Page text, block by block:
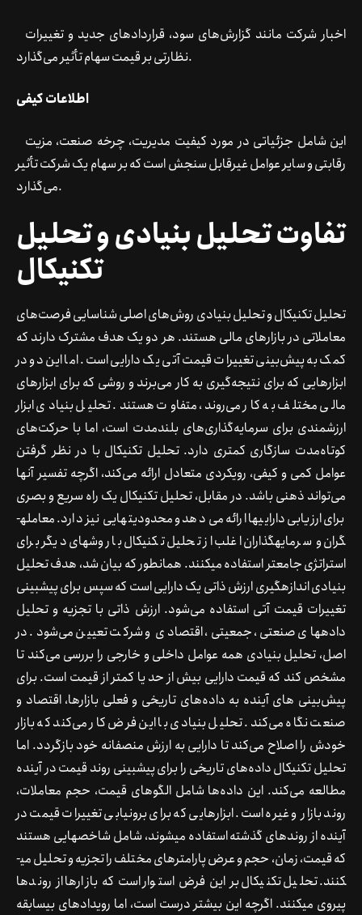
نظارتی بر قیمت سهام تأثیر می‌گذارد.
اطلاعات کیفی
رقابتی و سایر عوامل غیرقابل سنجش است که بر سهام یک شرکت تأثیر
می‌گذارد.
تفاوت تحلیل بنیادی و تحلیل
تکنیکال
تحلیل تکنیکال و تحلیل بنیادی روش‌های اصلی شناسایی فرصت‌های
معاملاتی در بازارهای مالی هستند. هر دو یک هدف مشترک دارند که
کمک به پیش‌بینی تغییرات قیمت آتی یک دارایی است. اما این دو در
ابزارهایی که برای نتیجه‌گیری به کار می‌برند و روشی که برای ابزارهای
مالی مختلف به کار می‌روند، متفاوت هستند. تحلیل بنیادی ابزار
ارزشمندی برای سرمایه‌گذاری‌های بلندمدت است، اما با حرکت‌های
کوتاه‌مدت سازگاری کم­تری دارد. تحلیل تکنیکال با در نظر گرفتن
عوامل کمی و کیفی، رویکردی متعادل ارائه می‌کند، اگرچه تفسیر آنها
می‌تواند ذهنی باشد. در مقابل، تحلیل تکنیکال یک راه سریع و بصری
برای ارزیابی دارایی­ها ارائه می‌دهد و محدودیت­هایی نیز دارد. معامله­
گران و سرمایه­گذاران اغلب از تحلیل تکنیکال با روش­های دیگر برای
استراتژی جامع­تر استفاده می­کنند. همان­طور که بیان شد، هدف تحلیل
بنیادی اندازه­گیری ارزش ذاتی یک دارایی است که سپس برای پیش­بینی
تغییرات قیمت آتی استفاده می‌شود. ارزش ذاتی با تجزیه و تحلیل
داده­های صنعتی، جمعیتی، اقتصادی و شرکت تعیین می‌شود. در
اصل، تحلیل بنیادی همه عوامل داخلی و خارجی را بررسی می‌کند تا
مشخص کند که قیمت دارایی بیش از حد یا کمتر از قیمت است. برای
پیش‌بینی ‌های آینده به داده‌های تاریخی و فعلی بازارها، اقتصاد و
صنعت نگاه می‌کند. تحلیل بنیادی با این فرض کار می‌کند که بازار
خودش را اصلاح می‌کند تا دارایی به ارزش منصفانه خود بازگردد. اما
تحلیل تکنیکال داده‌های تاریخی را برای پیش­بینی روند قیمت در آینده
مطالعه می‌کند. این داده‌ها شامل الگوهای قیمت، حجم معاملات،
روند بازار و غیره است. ابزارهایی که برای برون­یابی تغییرات قیمت در
آینده از روندهای گذشته استفاده می­شوند، شامل شاخص­هایی هستند
که قیمت، زمان، حجم و عرض پارامترهای مختلف را تجزیه و تحلیل می­
کنند. تحلیل تکنیکال بر این فرض استوار است که بازارها از روندها
پیروی می­کنند. اگرچه این بیشتر درست است، اما رویدادهای بی­سابقه